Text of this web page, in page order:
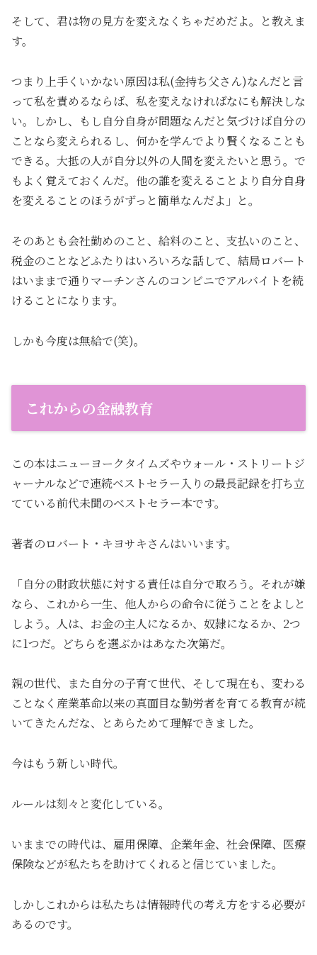
そして、君は物の見方を変えなくちゃだめだよ。と教えま
す。
つまり上手くいかない原因は私(金持ち父さん)なんだと言
って私を責めるならば、私を変えなければなにも解決しな
い。しかし、もし自分自身が問題なんだと気づけば自分の
ことなら変えられるし、何かを学んでより賢くなることも
できる。大抵の人が自分以外の人間を変えたいと思う。で
もよく覚えておくんだ。他の誰を変えることより自分自身
を変えることのほうがずっと簡単なんだよ」と。
そのあとも会社勤めのこと、給料のこと、支払いのこと、
税金のことなどふたりはいろいろな話して、結局ロバート
はいままで通りマーチンさんのコンビニでアルバイトを続
けることになります。
しかも今度は無給で(笑)。
これからの金融教育
この本はニューヨークタイムズやウォール・ストリートジ
ャーナルなどで連続ベストセラー入りの最長記録を打ち立
てている前代未聞のベストセラー本です。
著者のロバート・キヨサキさんはいいます。
「自分の財政状態に対する責任は自分で取ろう。それが嫌
なら、これから一生、他人からの命令に従うことをよしと
しよう。人は、お金の主人になるか、奴隷になるか、2つ
に1つだ。どちらを選ぶかはあなた次第だ。
親の世代、また自分の子育て世代、そして現在も、変わる
ことなく産業革命以来の真面目な勤労者を育てる教育が続
いてきたんだな、とあらためて理解できました。
今はもう新しい時代。
ルールは刻々と変化している。
いままでの時代は、雇用保障、企業年金、社会保障、医療
保険などが私たちを助けてくれると信じていました。
しかしこれからは私たちは情報時代の考え方をする必要が
あるのです。